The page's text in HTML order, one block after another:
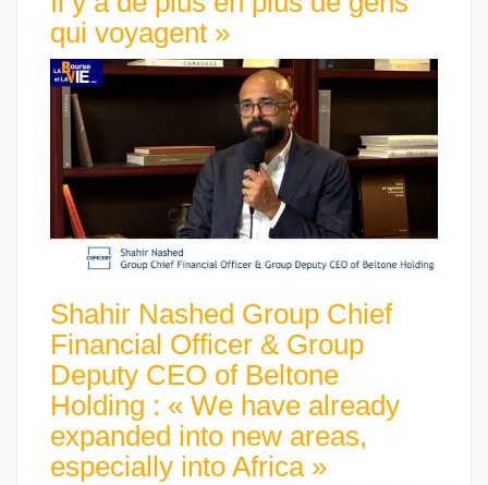
qui voyagent »
Shahir Nashed Group Chief
Financial Officer & Group
Deputy CEO of Beltone
Holding : « We have already
expanded into new areas,
especially into Africa »